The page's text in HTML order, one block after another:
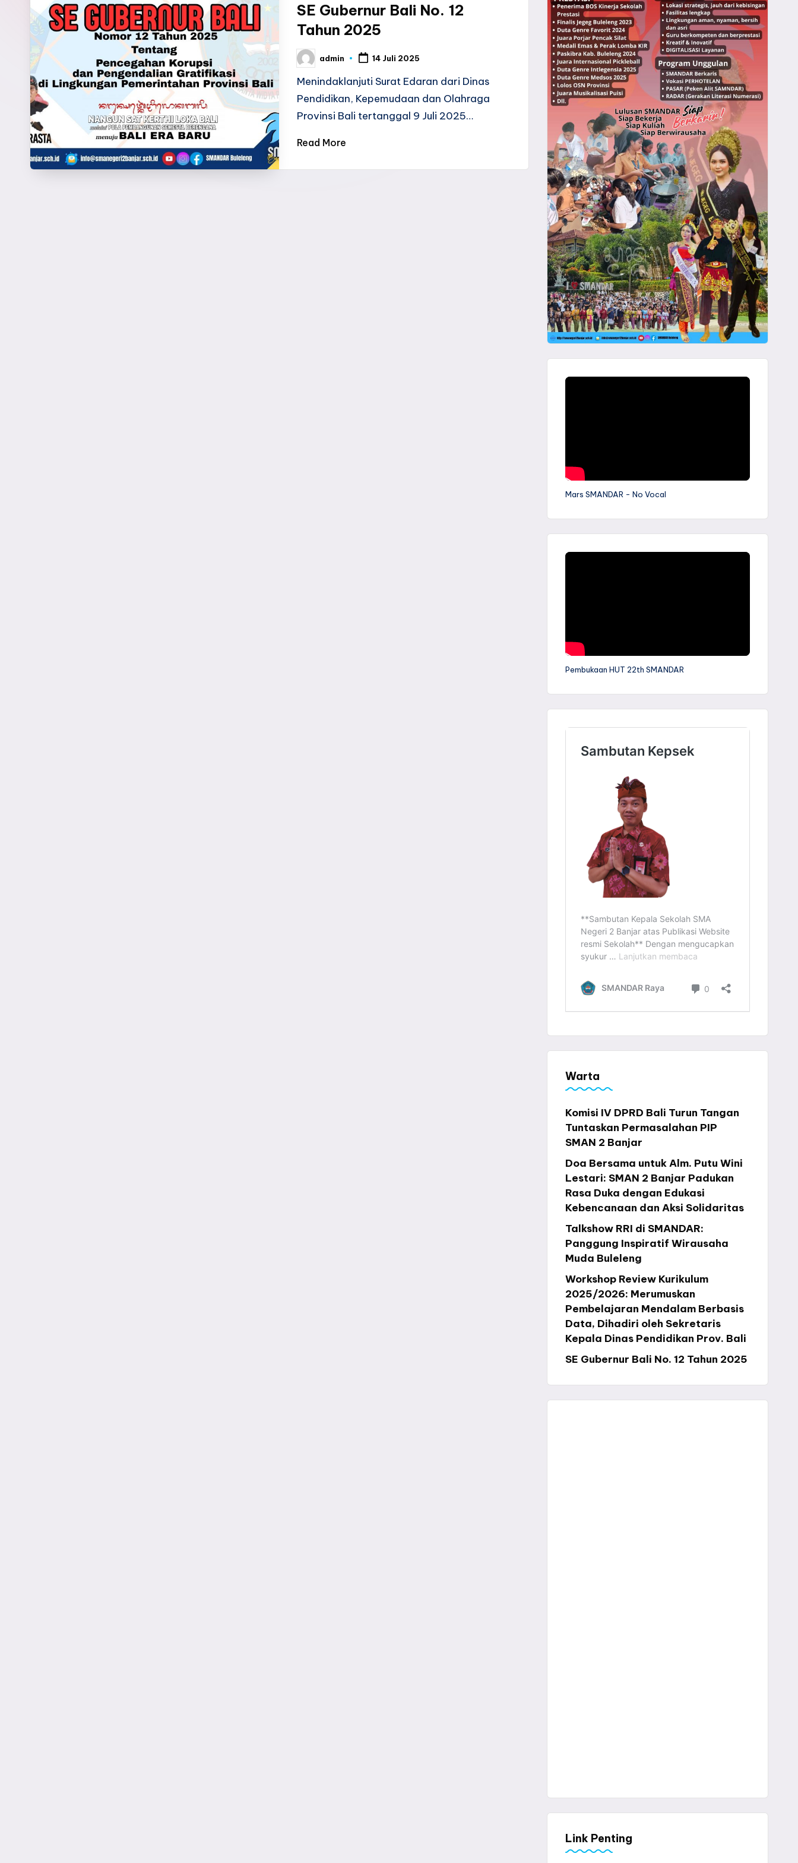
D
A
R
R
a
y
SE Gubernur Bali No. 12
Tahun 2025
Posted
by
admin 14 Juli 2025
Menindaklanjuti Surat Edaran dari Dinas
Pendidikan, Kepemudaan dan Olahraga
Provinsi Bali tertanggal 9 Juli 2025…
Read More
Mars SMANDAR - No Vocal
Pembukaan HUT 22th SMANDAR
Warta
Komisi IV DPRD Bali Turun Tangan
Tuntaskan Permasalahan PIP
SMAN 2 Banjar
Doa Bersama untuk Alm. Putu Wini
Lestari: SMAN 2 Banjar Padukan
Rasa Duka dengan Edukasi
Kebencanaan dan Aksi Solidaritas
Talkshow RRI di SMANDAR:
Panggung Inspiratif Wirausaha
Muda Buleleng
Workshop Review Kurikulum
2025/2026: Merumuskan
Pembelajaran Mendalam Berbasis
Data, Dihadiri oleh Sekretaris
Kepala Dinas Pendidikan Prov. Bali
SE Gubernur Bali No. 12 Tahun 2025
Link Penting